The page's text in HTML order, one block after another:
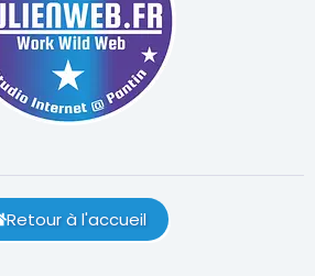
Retour à l'accueil